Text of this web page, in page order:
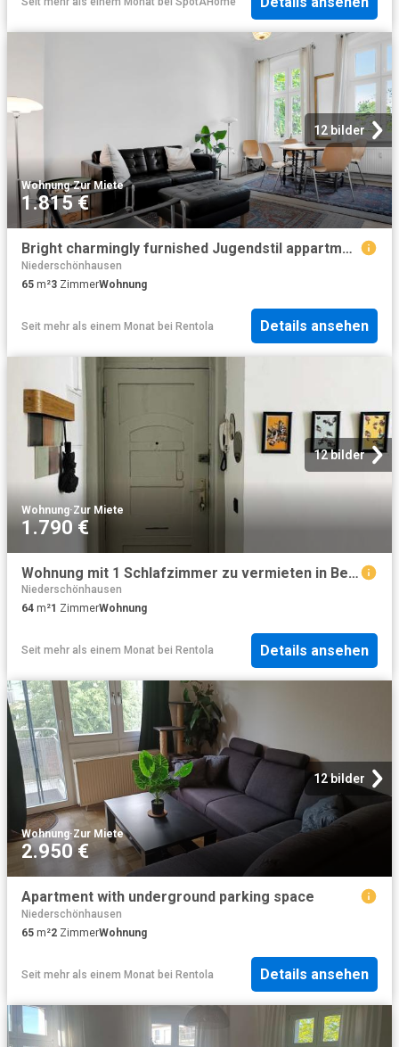
12 bilder
Wohnung·Zur Miete
1.815 €
Bright charmingly furnished Jugendstil appartment with balcony
Niederschönhausen
65 m²3 ZimmerWohnung
Seit mehr als einem Monat bei Rentola Details ansehen
12 bilder
Wohnung·Zur Miete
1.790 €
Wohnung mit 1 Schlafzimmer zu vermieten in Berlin
Niederschönhausen
64 m²1 ZimmerWohnung
Seit mehr als einem Monat bei Rentola Details ansehen
12 bilder
Wohnung·Zur Miete
2.950 €
Apartment with underground parking space
Niederschönhausen
65 m²2 ZimmerWohnung
Seit mehr als einem Monat bei Rentola Details ansehen